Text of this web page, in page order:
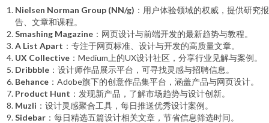
Nielsen Norman Group (NN/g) ：用户体验领域的权威，提供研究报
告、文章和课程。
Smashing Magazine ：网页设计与前端开发的最新趋势与教程。
A List Apart ：专注于网页标准、设计与开发的高质量文章。
UX Collective ：Medium上的UX设计社区，分享行业见解与案例。
Dribbble ：设计师作品展示平台，可寻找灵感与招聘信息。
Behance ：Adobe旗下的创意作品集平台，涵盖产品与网页设计。
Product Hunt ：发现新产品，了解市场趋势与设计创新。
Muzli ：设计灵感聚合工具，每日推送优秀设计案例。
Sidebar ：每日精选五篇设计相关文章，节省信息筛选时间。